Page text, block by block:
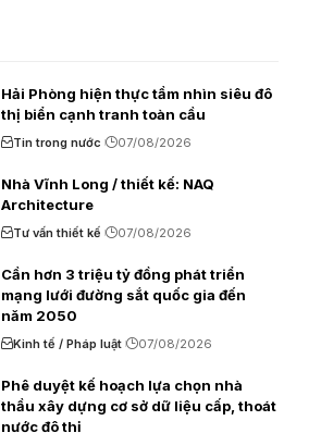
Hải Phòng hiện thực tầm nhìn siêu đô
thị biển cạnh tranh toàn cầu
Tin trong nước 07/08/2026
Nhà Vĩnh Long / thiết kế: NAQ
Architecture
Tư vấn thiết kế 07/08/2026
Cần hơn 3 triệu tỷ đồng phát triển
mạng lưới đường sắt quốc gia đến
năm 2050
Kinh tế / Pháp luật 07/08/2026
Phê duyệt kế hoạch lựa chọn nhà
thầu xây dựng cơ sở dữ liệu cấp, thoát
nước đô thị